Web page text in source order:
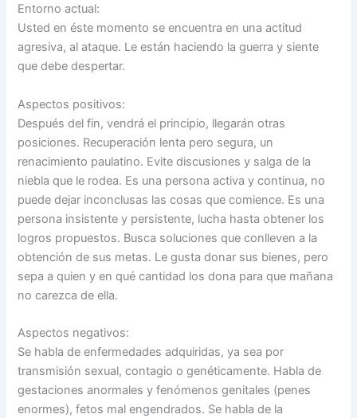
Entorno actual:
Usted en éste momento se encuentra en una actitud
agresiva, al ataque. Le están haciendo la guerra y siente
que debe despertar.
Aspectos positivos:
Después del fin, vendrá el principio, llegarán otras
posiciones. Recuperación lenta pero segura, un
renacimiento paulatino. Evite discusiones y salga de la
niebla que le rodea. Es una persona activa y continua, no
puede dejar inconclusas las cosas que comience. Es una
persona insistente y persistente, lucha hasta obtener los
logros propuestos. Busca soluciones que conlleven a la
obtención de sus metas. Le gusta donar sus bienes, pero
sepa a quien y en qué cantidad los dona para que mañana
no carezca de ella.
Aspectos negativos:
Se habla de enfermedades adquiridas, ya sea por
transmisión sexual, contagio o genéticamente. Habla de
gestaciones anormales y fenómenos genitales (penes
enormes), fetos mal engendrados. Se habla de la